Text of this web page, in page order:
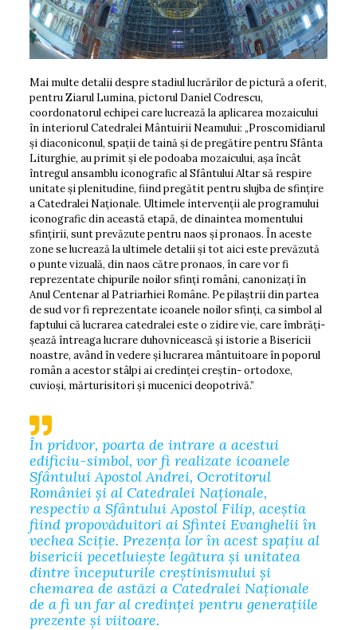
Mai multe detalii despre stadiul lucrărilor de pictură a oferit,
pentru Ziarul Lumina, pictorul Daniel Codrescu,
coordonatorul echipei care lucrează la aplicarea mozaicului
în interiorul Catedralei Mântuirii Nea­mului: „Proscomidiarul
și diaconiconul, spații de taină și de pregătire pentru Sfânta
Liturghie, au primit și ele podoaba mozaicului, așa încât
întregul ansamblu iconografic al Sfântului Altar să respire
unitate și plenitudine, fiind pregătit pentru slujba de sfințire
a Catedralei Națio­nale. Ultimele intervenții ale programului
iconografic din această etapă, de dinaintea momentului
sfințirii, sunt prevăzute pentru naos și pronaos. În aceste
zone se lucrează la ultimele detalii și tot aici este prevăzută
o punte vizuală, din naos către pronaos, în care vor fi
reprezentate chipurile noilor sfinți români, cano­nizați în
Anul Centenar al Patriarhiei Române. Pe pilaștrii din partea
de sud vor fi reprezentate icoanele noilor sfinți, ca simbol al
faptului că lucrarea catedralei este o zidire vie, care îmbrăți­
șează întreaga lucrare duhovnicească și istorie a Bisericii
noastre, având în vedere și lucrarea mântuitoare în poporul
român a acestor stâlpi ai credinței creștin- ortodoxe,
cuvioși, mărturisitori și mucenici deopotrivă.”
În pridvor, poarta de intrare a acestui
edificiu-simbol, vor fi realizate icoanele
Sfântului Apostol Andrei, Ocrotitorul
României și al Catedralei Naționale,
respectiv a Sfântului Apostol Filip, aceștia
fiind propovăduitori ai Sfintei Evanghelii în
vechea Sciție. Prezența lor în acest spațiu al
bisericii pecetluiește legătura și unitatea
dintre începuturile creș­ti­nismului și
chemarea de astăzi a Catedralei Naționale
de a fi un far al credinței pentru generațiile
prezente și viitoare.